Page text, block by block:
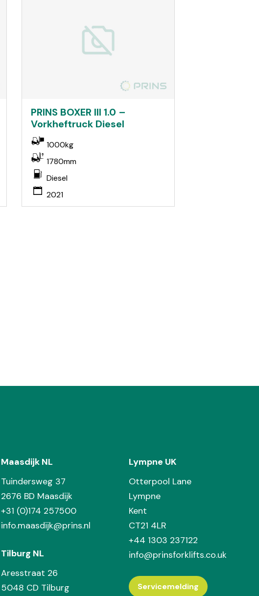
PRINS BOXER III 1.0 –
Vorkheftruck Diesel
1000kg
1780mm
Diesel
2021
Maasdijk NL
Tuindersweg 37
2676 BD Maasdijk
+31 (0)174 257500
info.maasdijk@prins.nl
Tilburg NL
Aresstraat 26
5048 CD Tilburg
Lympne UK
Otterpool Lane
Lympne
Kent
CT21 4LR
+44 1303 237122
info@prinsforklifts.co.uk
Servicemelding